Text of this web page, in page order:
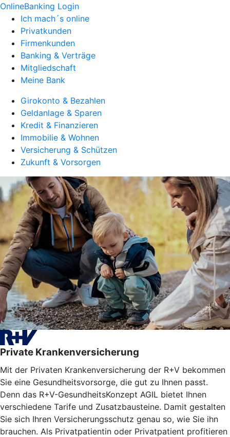
OnlineBanking Login
Ich mach´s online
Privatkunden
Firmenkunden
Banking & Verträge
Mitgliedschaft
Meine Bank
Girokonto & Bezahlen
Geldanlage & Sparen
Kredit & Finanzieren
Immobilie & Wohnen
Versicherung & Schützen
Zukunft & Vorsorgen
Private Krankenversicherung
Mit der Privaten Krankenversicherung der R+V bekommen
Sie eine Gesundheitsvorsorge, die gut zu Ihnen passt.
Denn das R+V-GesundheitsKonzept AGIL bietet Ihnen
verschiedene Tarife und Zusatzbausteine. Damit gestalten
Sie sich Ihren Versicherungsschutz genau so, wie Sie ihn
brauchen. Als Privatpatientin oder Privatpatient profitieren